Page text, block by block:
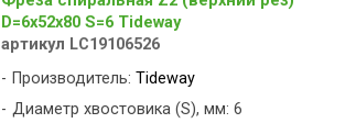
D=6x52x80 S=6 Tideway
артикул LC19106526
Производитель: Tideway
Диаметр хвостовика (S), мм: 6